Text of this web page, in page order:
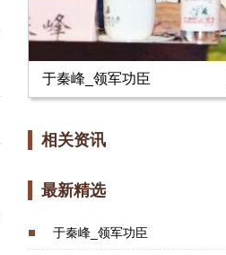
于秦峰_领军功臣
相关资讯
最新精选
于秦峰_领军功臣